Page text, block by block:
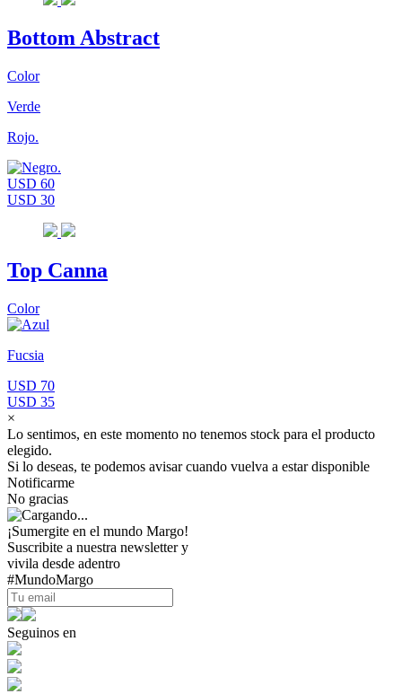
Bottom Abstract
Color
Verde
Rojo.
USD 60
USD 30
Top Canna
Color
Fucsia
USD 70
USD 35
×
Lo sentimos, en este momento no tenemos stock para el producto
elegido.
Si lo deseas, te podemos avisar cuando vuelva a estar disponible
Notificarme
No gracias
¡Sumergite en el mundo Margo!
Suscribite a nuestra newsletter y
vivila desde adentro
#MundoMargo
Seguinos en